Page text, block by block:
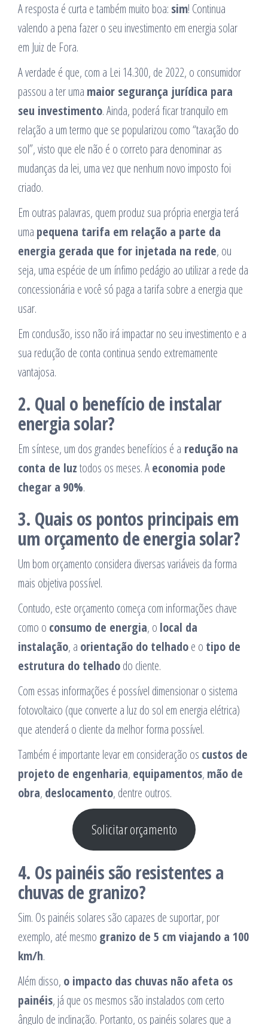
A resposta é curta e também muito boa: sim! Continua
valendo a pena fazer o seu investimento em energia solar
em Juiz de Fora.
A verdade é que, com a Lei 14.300, de 2022, o consumidor
passou a ter uma maior segurança jurídica para
seu investimento. Ainda, poderá ficar tranquilo em
relação a um termo que se popularizou como “taxação do
sol”, visto que ele não é o correto para denominar as
mudanças da lei, uma vez que nenhum novo imposto foi
criado.
Em outras palavras, quem produz sua própria energia terá
uma pequena tarifa em relação a parte da
energia gerada que for injetada na rede, ou
seja, uma espécie de um ínfimo pedágio ao utilizar a rede da
concessionária e você só paga a tarifa sobre a energia que
usar.
Em conclusão, isso não irá impactar no seu investimento e a
sua redução de conta continua sendo extremamente
vantajosa.
2. Qual o benefício de instalar
energia solar?
Em síntese, um dos grandes benefícios é a redução na
conta de luztodos os meses. Aeconomia pode
chegar a 90%.
3. Quais os pontos principais em
um orçamento de energia solar?
Um bom orçamento considera diversas variáveis da forma
mais objetiva possível.
Contudo, este orçamento começa com informações chave
como o consumo de energia, o local da
instalação, a orientação do telhadoe o tipo de
estrutura do telhadodo cliente.
Com essas informações é possível dimensionar o sistema
fotovoltaico (que converte a luz do sol em energia elétrica)
que atenderá o cliente da melhor forma possível.
Também é importante levar em consideração os custos de
projeto de engenharia, equipamentos, mão de
obra, deslocamento, dentre outros.
Solicitar orçamento
4. Os painéis são resistentes a
chuvas de granizo?
Sim. Os painéis solares são capazes de suportar, por
exemplo, até mesmo granizo de 5 cm viajando a 100
km/h.
Além disso, o impacto das chuvas não afeta os
painéis, já que os mesmos são instalados com certo
ângulo de inclinação. Portanto, os painéis solares que a